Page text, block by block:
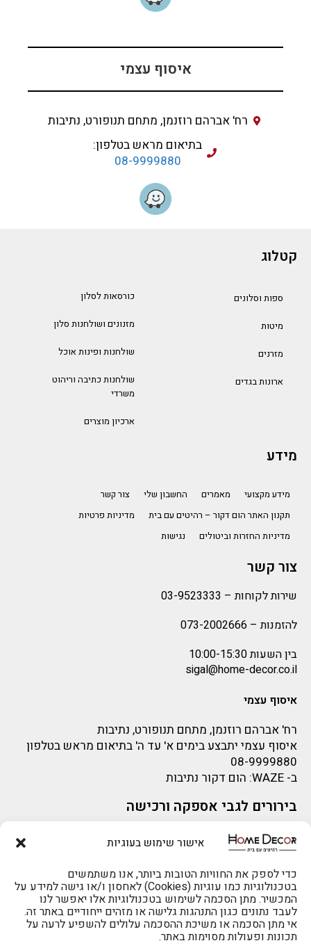
אישור שימוש בעוגיות
כדי לספק את החוויות הטובות ביותר, אנו משתמשים
בטכנולוגיות כמו עוגיות (Cookies) לאחסון ו/או גישה למידע על
המכשיר. מתן הסכמה לשימוש בטכנולוגיות אלו יאפשר לנו
לעבד נתונים כגון התנהגות גלישה או מזהים ייחודיים באתר זה.
אי מתן הסכמה או משיכת ההסכמה עלולים להשפיע לרעה על
תכונות ופעולות מסוימות באתר.
איסוף עצמי
רח' אברהם רוזנמן, מתחם תנופורט, נתיבות
בתיאום מראש בטלפון:
08-9999880
קטלוג
ספות וסלונים
מיטות
מזרנים
ארונות בגדים
כורסאות לסלון
מזנונים ושולחנות סלון
שולחנות ופינות אוכל
שולחנות כתיבה וריהוט
משרדי
ארכיון מוצרים
מידע
מידע מקצועי מאמרים החשבון שלי
צור קשר
תקנון האתר הום דקור – רהיטים עם בית
מדיניות פרטיות
מדיניות החזרות וביטולים
נגישות
צור קשר
שירות לקוחות – 03-9523333
להזמנות – 073-2002666
בין השעות 10:00-15:30
sigal@home-decor.co.il
איסוף עצמי
רח' אברהם רוזנמן, מתחם תנופורט, נתיבות
איסוף עצמי יתבצע בימים א' עד ה' בתיאום מראש בטלפון
08-9999880
ב- WAZE: הום דקור נתיבות
בירורים לגבי אספקה ורכישה
בירור לגבי אספקה -ניתן לפנות למייל:
sigal@home-decor.co.il
פניות לפני רכישה – ניתן לפנות למייל: omer@home-
decor.co.il
לרכישה טלפונית: 073-2002666